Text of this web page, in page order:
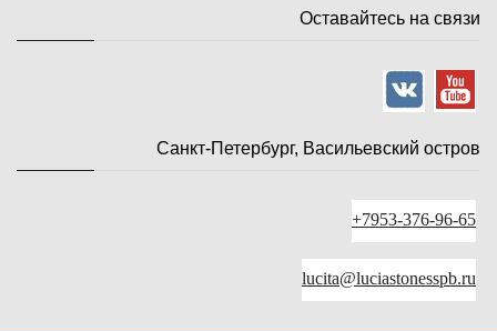
Оставайтесь на связи
Санкт-Петербург, Васильевский остров
+7953-376-96-65
lucita@luciastonesspb.ru